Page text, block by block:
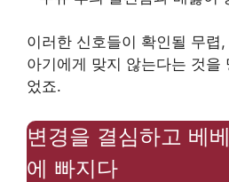
이러한 신호들이 확인될 무렵
아기에게 맞지 않는다는 것을
었죠.
변경을 결심하고 베
에 빠지다